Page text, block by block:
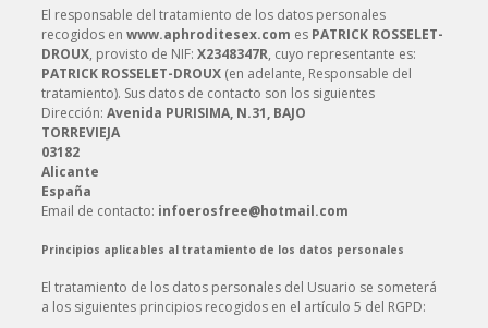
El responsable del tratamiento de los datos personales
recogidos en www.aphroditesex.com es PATRICK ROSSELET-
DROUX, provisto de NIF: X2348347R, cuyo representante es:
PATRICK ROSSELET-DROUX (en adelante, Responsable del
tratamiento). Sus datos de contacto son los siguientes
Dirección: Avenida PURISIMA, N.31, BAJO
TORREVIEJA
03182
Alicante
España
Email de contacto: infoerosfree@hotmail.com
Principios aplicables al tratamiento de los datos personales
El tratamiento de los datos personales del Usuario se someterá
a los siguientes principios recogidos en el artículo 5 del RGPD: